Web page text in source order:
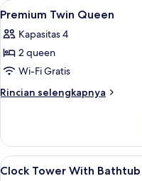
Lihat
semua
foto
untuk
Premium
Twin
4
Premium Twin Queen
Kapasitas 4
2 queen
Wi-Fi Gratis
Rincian selengkapnya
Rincian
Premium
Twin
Queen
Lihat
6
Clock Tower With Bathtub